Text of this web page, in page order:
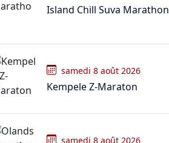
Island Chill Suva Marathon
samedi 8 août 2026
Kempele Z-Maraton
samedi 8 août 2026